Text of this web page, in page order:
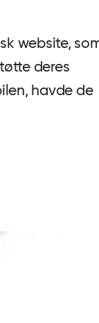
website,
deres
havde de